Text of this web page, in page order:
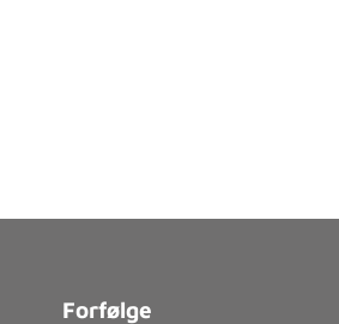
Forfølge